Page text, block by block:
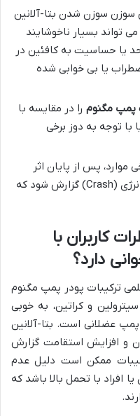
سوزن شدن بتا-آلانین
تواند بسیار ناخوشایند
یا حساسیت به کافئین در
یا بی خوابی شده
مگنوم را در مقایسه با
با توجه به دوز برخی
موارد، پس از پایان اثر
مکمل، ممکن است افت ناگهانی انرژی (Crash) گزارش شود که
کاربران با
دارد؟
ترکیبات پودر پمپ مگنوم
و کراتین، به خوبی
عضلانی است. بتا-آلانین
افزایش استقامت گزارش
ممکن است دلیل عدم
افراد با تحمل بالا باشد که